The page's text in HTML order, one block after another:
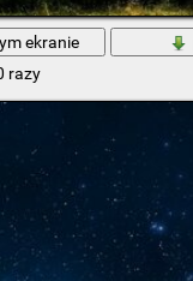
ekranie
razy